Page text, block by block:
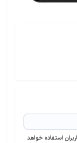
استفاده خواهد